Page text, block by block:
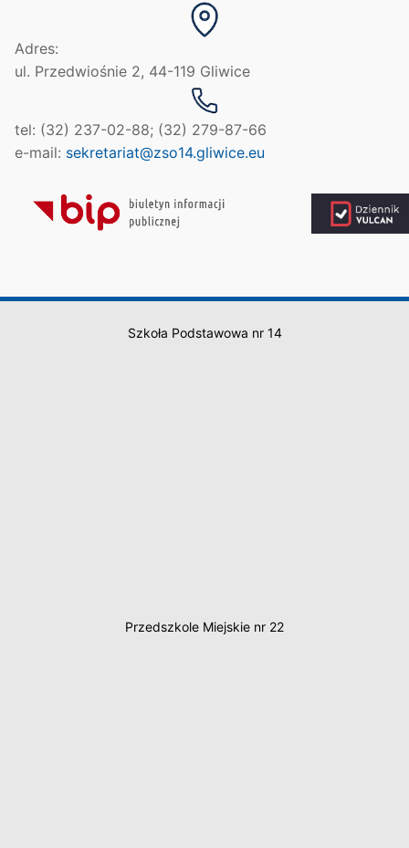
Adres:
ul. Przedwiośnie 2, 44-119 Gliwice
tel: (32) 237-02-88; (32) 279-87-66
e-mail: sekretariat@zso14.gliwice.eu
Szkoła Podstawowa nr 14
Przedszkole Miejskie nr 22